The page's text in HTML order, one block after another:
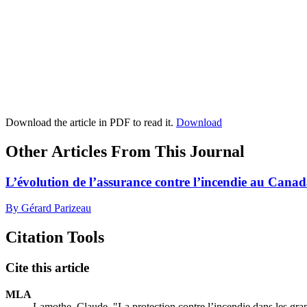
Download the article in PDF to read it. Download
Other Articles From This Journal
L’évolution de l’assurance contre l’incendie au
By Gérard Parizeau
Citation Tools
Cite this article
MLA